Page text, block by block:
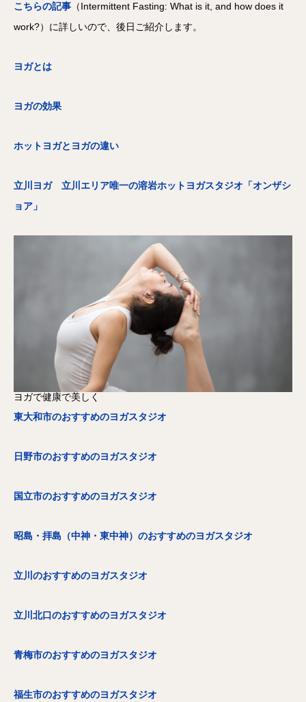
こちらの記事 （Intermittent Fasting: What is it, and how does it
work?）に詳しいので、後日ご紹介します。
ヨガとは
ヨガの効果
ホットヨガとヨガの違い
立川ヨガ 立川エリア唯一の溶岩ホットヨガスタジオ「オンザシ
ョア」
ヨガで健康で美しく
東大和市のおすすめのヨガスタジオ
日野市のおすすめのヨガスタジオ
国立市のおすすめのヨガスタジオ
昭島・拝島（中神・東中神）のおすすめのヨガスタジオ
立川のおすすめのヨガスタジオ
立川北口のおすすめのヨガスタジオ
青梅市のおすすめのヨガスタジオ
福生市のおすすめのヨガスタジオ